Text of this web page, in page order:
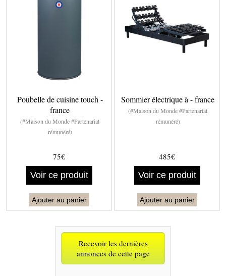
Poubelle de cuisine touch -
france
(#Maison du Monde #Partenariat
rémunéré)
75€
Voir ce produit
Ajouter au panier
Sommier électrique à - france
(#Maison du Monde #Partenariat
rémunéré)
485€
Voir ce produit
Ajouter au panier
Recevoir les dernières
annonces de cette page